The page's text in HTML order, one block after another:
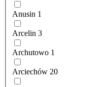
Anusin 1
Arcelin 3
Archutowo 1
Arciechów 20